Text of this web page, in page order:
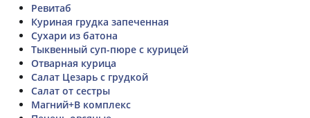
Ревитаб
Куриная грудка запеченная
Сухари из батона
Тыквенный суп-пюре с курицей
Отварная курица
Салат Цезарь с грудкой
Салат от сестры
Магний+В комплекс